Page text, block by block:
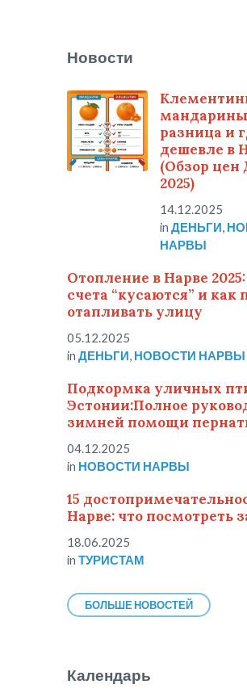
Новости
разница и
дешевле в
(Обзор цен
2025)
14.12.2025
inДЕНЬГИ,
НАРВЫ
Отопление в Нарве
счета “кусаются” и как
отапливать улицу
05.12.2025
inДЕНЬГИ, НОВОСТИ НАРВЫ
Подкормка уличных
Эстонии:Полное
зимней помощи
04.12.2025
in НОВОСТИ НАРВЫ
15
Нарве: что посмотреть
18.06.2025
inТУРИСТАМ
БОЛЬШЕ НОВОСТЕЙ
Календарь